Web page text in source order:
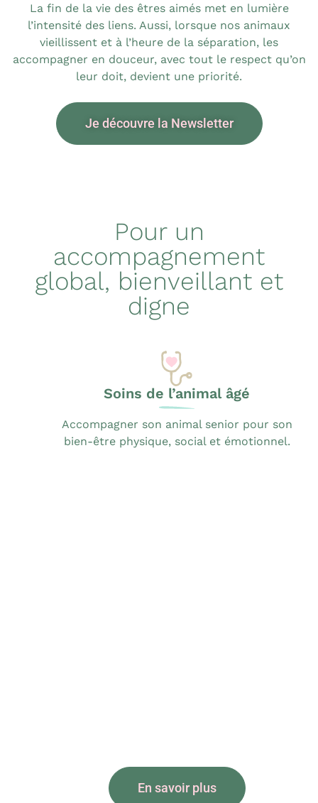
La fin de la vie des êtres aimés met en lumière
l’intensité des liens. Aussi, lorsque nos animaux
vieillissent et à l’heure de la séparation, les
accompagner en douceur, avec tout le respect qu’on
leur doit, devient une priorité.
Je découvre la Newsletter
Pour un
accompagnement
global, bienveillant et
digne
Soins de l’animal âgé
Accompagner son animal senior pour son
bien-être physique, social et émotionnel.
En savoir plus